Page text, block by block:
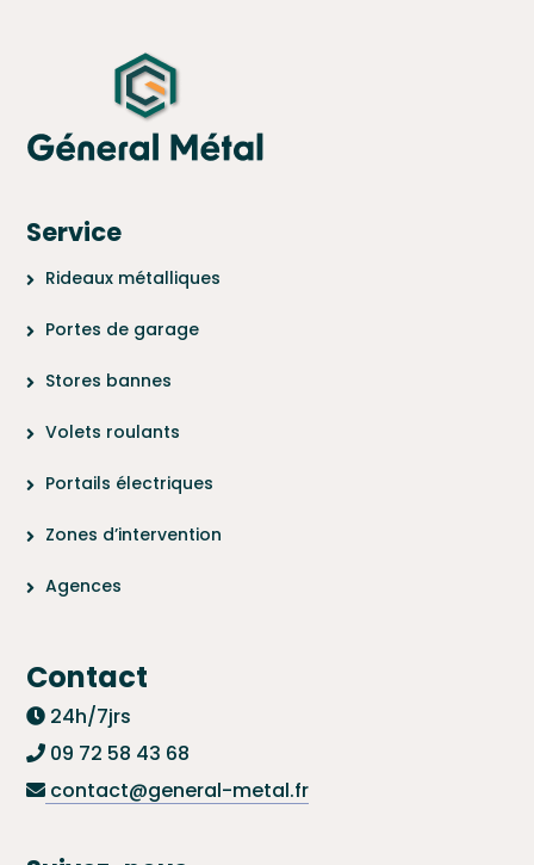
Service
Rideaux métalliques
Portes de garage
Stores bannes
Volets roulants
Portails électriques
Zones d’intervention
Agences
Contact
24h/7jrs
09 72 58 43 68
contact@general-metal.fr